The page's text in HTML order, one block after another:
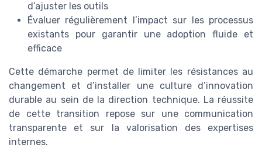
d’ajuster les outils
Évaluer régulièrement l’impact sur les processus
existants pour garantir une adoption fluide et
efficace
Cette démarche permet de limiter les résistances au
changement et d’installer une culture d’innovation
durable au sein de la direction technique. La réussite
de cette transition repose sur une communication
transparente et sur la valorisation des expertises
internes.